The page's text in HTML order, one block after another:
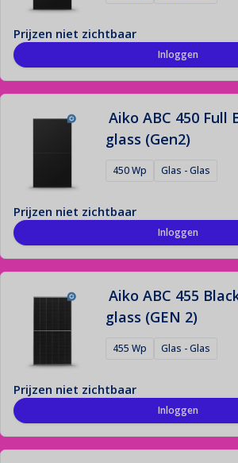
Prijzen niet zichtbaar
Inloggen
Aiko ABC 450 Full
glass (Gen2)
450 Wp Glas - Glas
Prijzen niet zichtbaar
Inloggen
Aiko ABC 455
glass (GEN 2)
455 Wp Glas - Glas
Prijzen niet zichtbaar
Inloggen